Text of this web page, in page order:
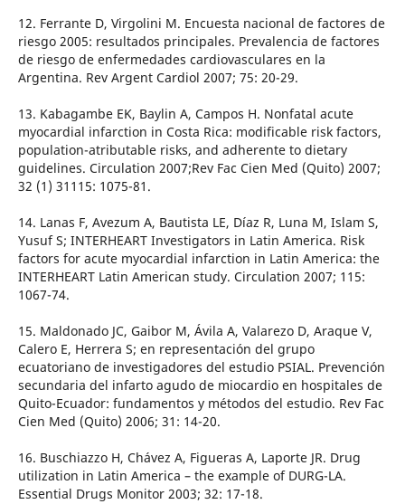
12. Ferrante D, Virgolini M. Encuesta nacional de factores de
riesgo 2005: resultados principales. Prevalencia de factores
de riesgo de enfermedades cardiovasculares en la
Argentina. Rev Argent Cardiol 2007; 75: 20-29.
13. Kabagambe EK, Baylin A, Campos H. Nonfatal acute
myocardial infarction in Costa Rica: modificable risk factors,
population-atributable risks, and adherente to dietary
guidelines. Circulation 2007;Rev Fac Cien Med (Quito) 2007;
32 (1) 31115: 1075-81.
14. Lanas F, Avezum A, Bautista LE, Díaz R, Luna M, Islam S,
Yusuf S; INTERHEART Investigators in Latin America. Risk
factors for acute myocardial infarction in Latin America: the
INTERHEART Latin American study. Circulation 2007; 115:
1067-74.
15. Maldonado JC, Gaibor M, Ávila A, Valarezo D, Araque V,
Calero E, Herrera S; en representación del grupo
ecuatoriano de investigadores del estudio PSIAL. Prevención
secundaria del infarto agudo de miocardio en hospitales de
Quito-Ecuador: fundamentos y métodos del estudio. Rev Fac
Cien Med (Quito) 2006; 31: 14-20.
16. Buschiazzo H, Chávez A, Figueras A, Laporte JR. Drug
utilization in Latin America – the example of DURG-LA.
Essential Drugs Monitor 2003; 32: 17-18.